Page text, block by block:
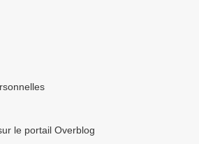
le portail Overblog